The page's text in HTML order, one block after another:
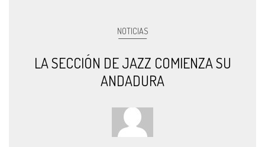
NOTICIAS
LA SECCIÓN DE JAZZ COMIENZA SU
ANDADURA